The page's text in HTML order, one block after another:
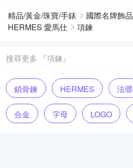
精品/黃金/珠寶/手錶
國際名牌飾品
HERMES 愛馬仕
項鍊
搜尋更多 『項鍊』
鎖骨鍊 HERMES 法瑯
合金 字母 LOGO